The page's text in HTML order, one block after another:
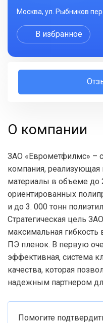
Москва, ул. Рыбников
В избранное
О компании
ЗАО «Еврометфилмc» –
компания,
материалы в объеме до
ориентированных
и до 3. 000 тонн
Стратегическая цель
максимальная
ПЭ пленок. В первую
эффективная, система
качества, которая
надежным партнером
Помогите